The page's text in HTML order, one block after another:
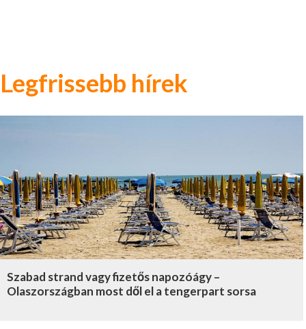
Legfrissebb hírek
Szabad strand vagy fizetős napozóágy –
Olaszországban most dől el a tengerpart sorsa